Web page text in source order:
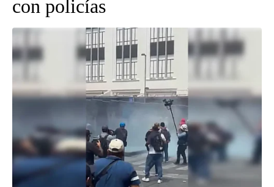
con policías